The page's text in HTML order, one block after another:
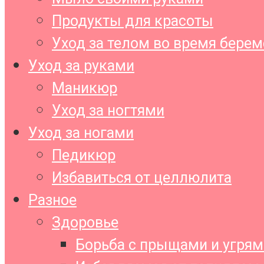
Продукты для красоты
Уход за телом во время
Уход за руками
Маникюр
Уход за ногтями
Уход за ногами
Педикюр
Избавиться от целлюлита
Разное
Здоровье
Борьба с прыщами и